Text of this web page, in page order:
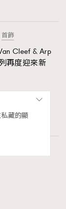
首飾
Cleef & Arp
再度迎來新
袋小技